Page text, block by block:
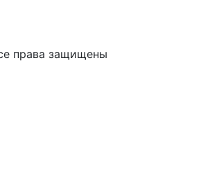
права защищены